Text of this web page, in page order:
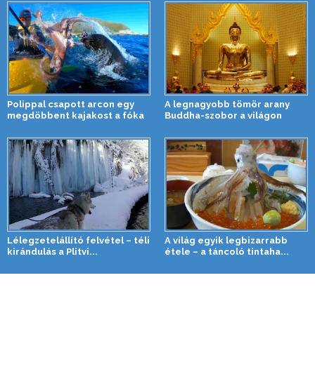
Polippal csapott arcon egy
megdöbbent kajakost a fóka
A legnagyobb tömör arany
Buddha-szobor a világon
Lélegzetelállító felvétel – téli
kirándulás a Plitvi...
A világ egyik legbizarrabb
étele – a táncoló tintaha...